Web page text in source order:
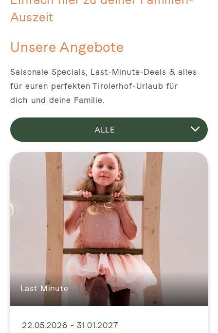
Auszeit
Unsere Angebote
Saisonale Specials, Last-Minute-Deals & alles
für euren perfekten Tirolerhof-Urlaub für
dich und deine Familie.
Filter
wählen
ALLE
SPECIALS
FRÜHLING
SOMMER
HERBST
WINTER
LAST MINUTE
LÜCKENTAGE
Last Minute
22.05.2026 - 31.01.2027